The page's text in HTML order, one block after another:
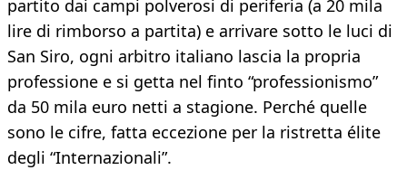
partito dai campi polverosi di periferia (a 20 mila
lire di rimborso a partita) e arrivare sotto le luci di
San Siro, ogni arbitro italiano lascia la propria
professione e si getta nel finto “professionismo”
da 50 mila euro netti a stagione. Perché quelle
sono le cifre, fatta eccezione per la ristretta élite
degli “Internazionali”.